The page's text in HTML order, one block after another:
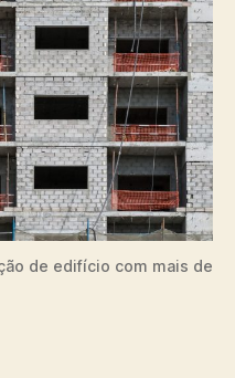
de edifício com mais de